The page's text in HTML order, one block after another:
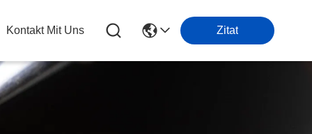
Kontakt Mit Uns Zitat